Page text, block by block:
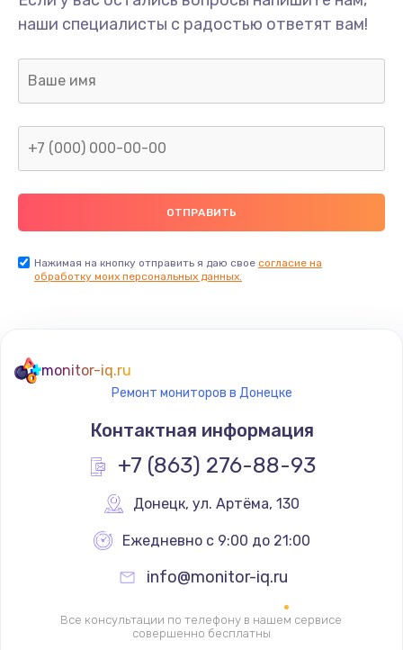
1100 руб.
Заказать
Ремонт или замена флоуметра
2000 руб.
Заказать
Замена уплотнительных колец
2000 руб.
Заказать
Замена помпы
Ремонт гидросистемы
3000 руб.
наши специалисты с радостью ответят вам!
Нажимая на кнопку отправить я даю свое согласие на
обработку моих персональных данных.
monitor-iq.ru
Ремонт мониторов в Донецке
Контактная информация
+7 (863) 276-88-93
Донецк, ул. Артёма, 130
Ежедневно с 9:00 до 21:00
info@monitor-iq.ru
Все консультации по телефону в нашем сервисе
совершенно бесплатны